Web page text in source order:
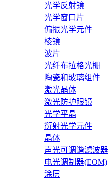
光学反射镜
光学窗口片
偏振光学元件
棱镜
波片
光纤布拉格光栅
陶瓷和玻璃组件
激光晶体
激光防护眼镜
光学平晶
衍射光学元件
晶体
声光可调谐滤波器
电光调制器(EOM)
涂层